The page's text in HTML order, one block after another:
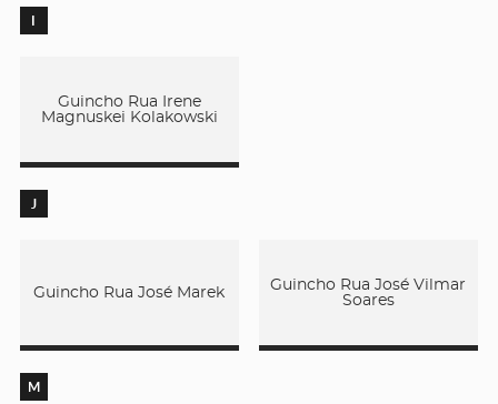
I
Guincho Rua Irene
Magnuskei Kolakowski
J
Guincho Rua José Marek
Guincho Rua José Vilmar
Soares
M